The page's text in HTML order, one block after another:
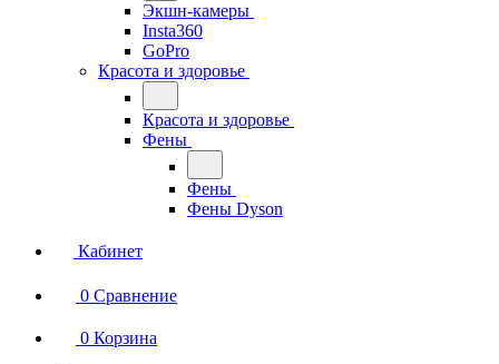
Экшн-камеры
Insta360
GoPro
Красота и здоровье
Красота и здоровье
Фены
Фены
Фены Dyson
Кабинет
0 Сравнение
0 Корзина